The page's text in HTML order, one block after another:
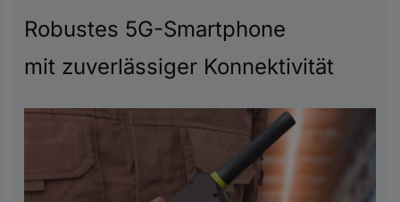
Robustes 5G-Smartphone
mit zuverlässiger Konnektivität